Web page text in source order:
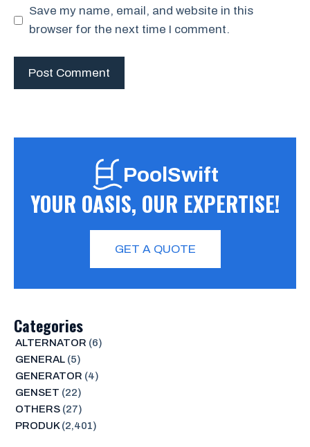
Save my name, email, and website in this
browser for the next time I comment.
PoolSwift
YOUR OASIS, OUR EXPERTISE!
GET A QUOTE
Categories
ALTERNATOR (6)
GENERAL(5)
GENERATOR (4)
GENSET (22)
OTHERS(27)
PRODUK(2,401)